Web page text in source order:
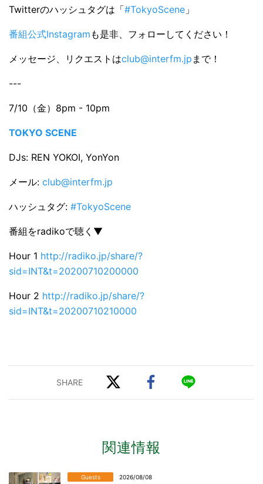
Twitterのハッシュタグは「#TokyoScene 」
番組公式Instagram も是非、フォローしてください！
メッセージ、リクエストはclub@interfm.jp まで！
---
7/10（金）8pm - 10pm
TOKYO SCENE
DJs: REN YOKOI, YonYon
メール: club@interfm.jp
ハッシュタグ: #TokyoScene
番組をradikoで聴く▼
Hour 1 http://radiko.jp/share/?
sid=INT&t=20200710200000
Hour 2 http://radiko.jp/share/?
sid=INT&t=20200710210000
関連情報
Guests 2026/08/08